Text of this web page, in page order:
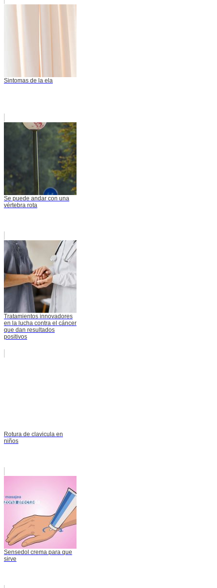
Sintomas de la ela
Se puede andar con una
vértebra rota
Tratamientos innovadores
en la lucha contra el cáncer
que dan resultados
positivos
Rotura de clavicula en
niños
Sensedol crema para que
sirve